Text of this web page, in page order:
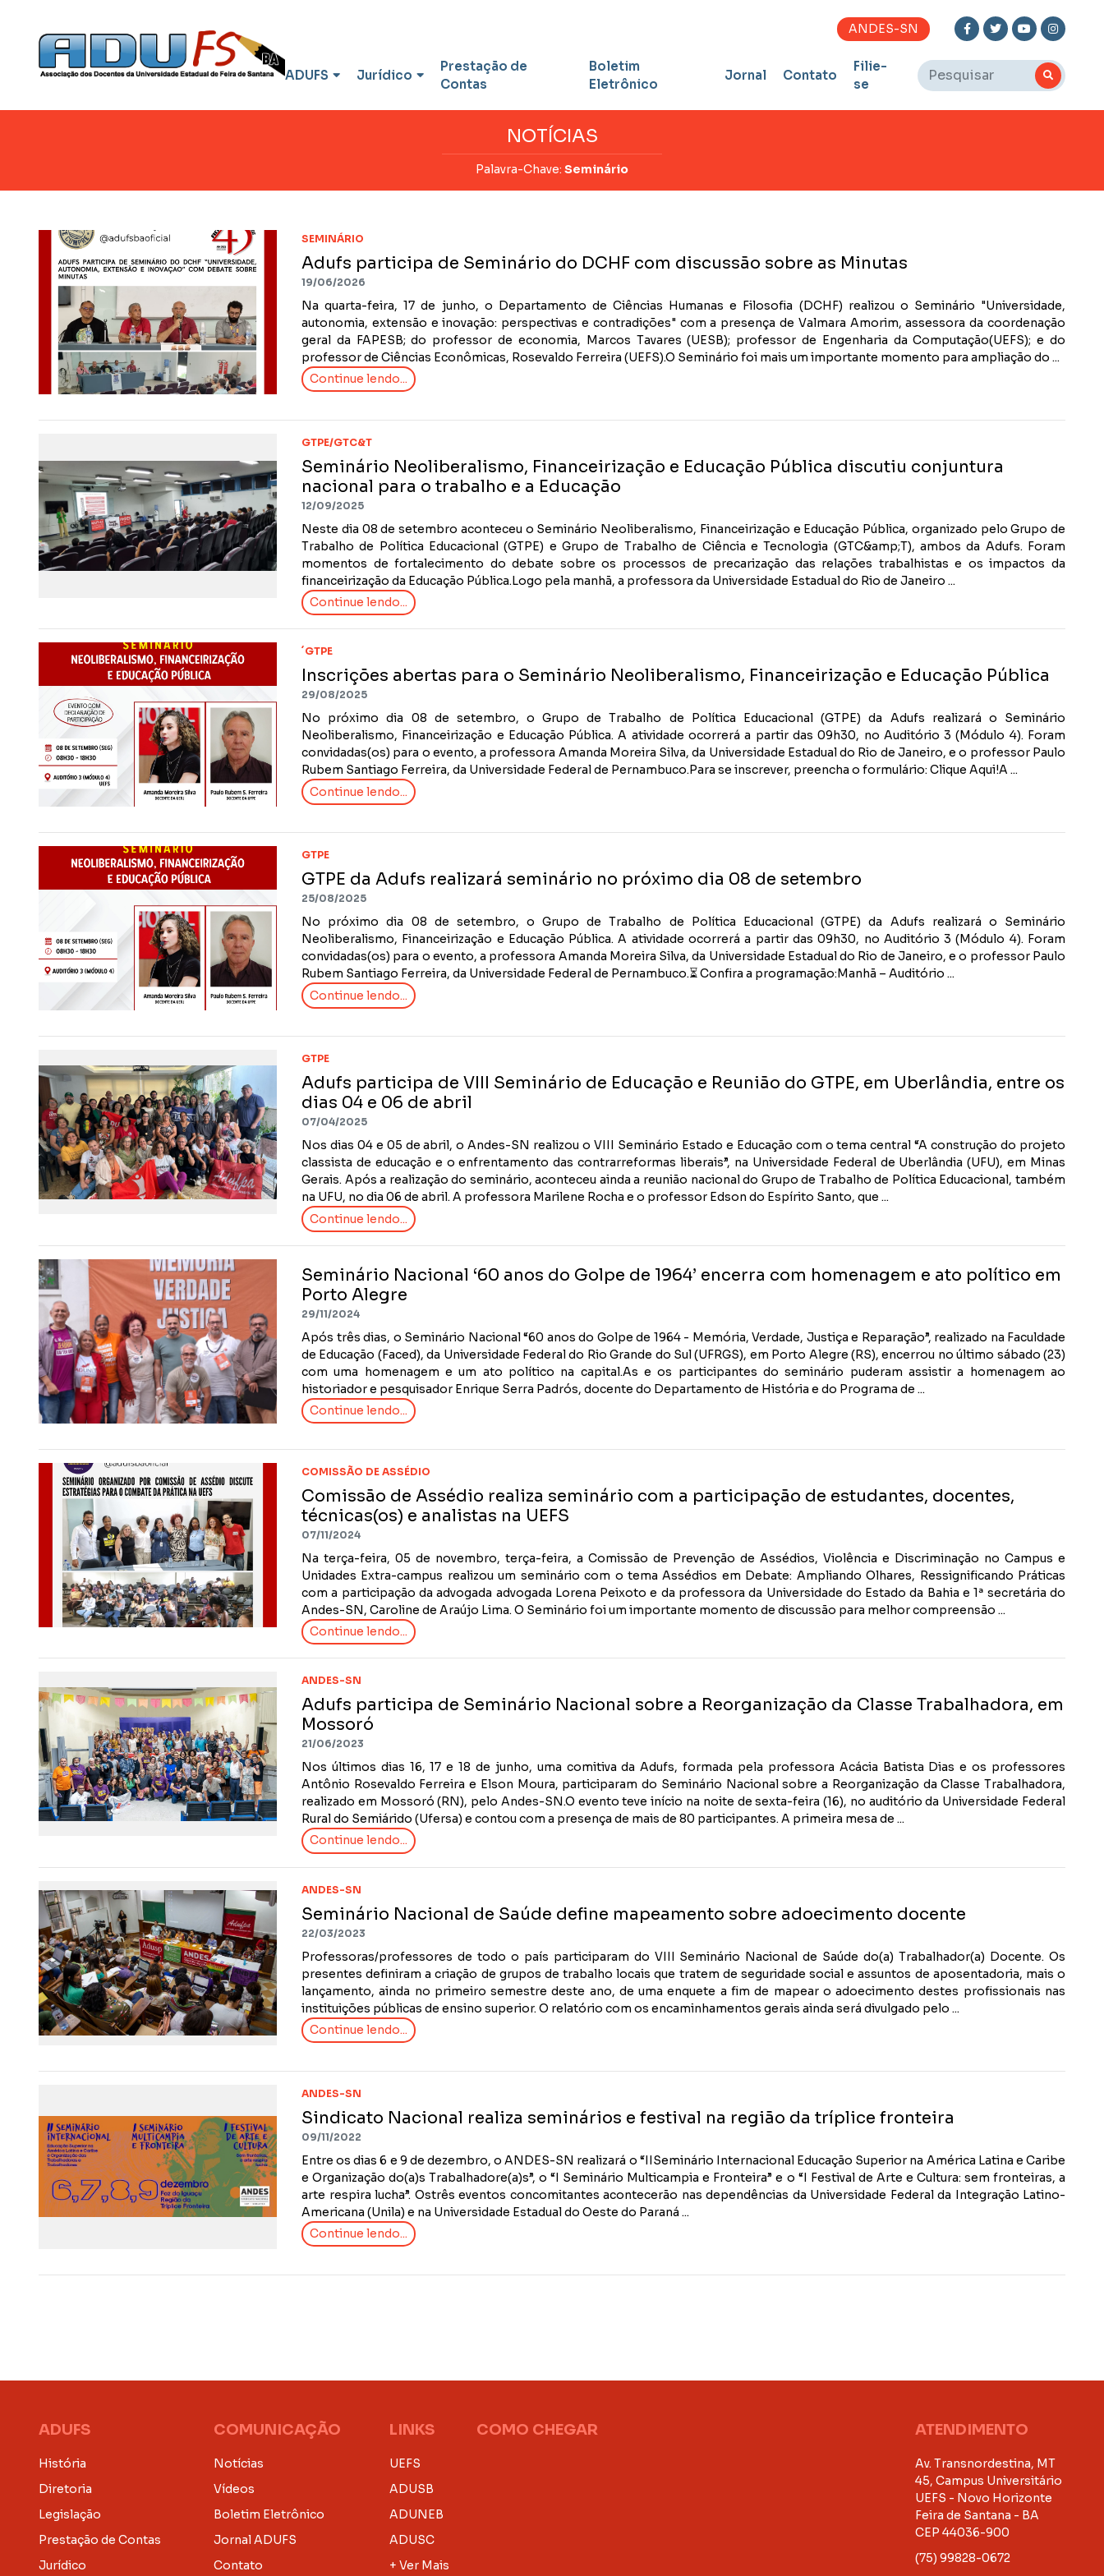
ANDES-SN
ADUFS Jurídico
Prestação de
Contas
Boletim
Eletrônico
Jornal Contato
Filie-
se
NOTÍCIAS
Palavra-Chave: Seminário
SEMINÁRIO
Adufs participa de Seminário do DCHF com discussão sobre as Minutas
19/06/2026
Na quarta-feira, 17 de junho, o Departamento de Ciências Humanas e Filosofia (DCHF) realizou o Seminário "Universidade,
autonomia, extensão e inovação: perspectivas e contradições" com a presença de Valmara Amorim, assessora da coordenação
geral da FAPESB; do professor de economia, Marcos Tavares (UESB); professor de Engenharia da Computação(UEFS); e do
professor de Ciências Econômicas, Rosevaldo Ferreira (UEFS).O Seminário foi mais um importante momento para ampliação do ...
Continue lendo...
GTPE/GTC&T
Seminário Neoliberalismo, Financeirização e Educação Pública discutiu conjuntura
nacional para o trabalho e a Educação
12/09/2025
Neste dia 08 de setembro aconteceu o Seminário Neoliberalismo, Financeirização e Educação Pública, organizado pelo Grupo de
Trabalho de Política Educacional (GTPE) e Grupo de Trabalho de Ciência e Tecnologia (GTC&amp;T), ambos da Adufs. Foram
momentos de fortalecimento do debate sobre os processos de precarização das relações trabalhistas e os impactos da
financeirização da Educação Pública.Logo pela manhã, a professora da Universidade Estadual do Rio de Janeiro ...
Continue lendo...
´GTPE
Inscrições abertas para o Seminário Neoliberalismo, Financeirização e Educação Pública
29/08/2025
No próximo dia 08 de setembro, o Grupo de Trabalho de Política Educacional (GTPE) da Adufs realizará o Seminário
Neoliberalismo, Financeirização e Educação Pública. A atividade ocorrerá a partir das 09h30, no Auditório 3 (Módulo 4). Foram
convidadas(os) para o evento, a professora Amanda Moreira Silva, da Universidade Estadual do Rio de Janeiro, e o professor Paulo
Rubem Santiago Ferreira, da Universidade Federal de Pernambuco.Para se inscrever, preencha o formulário: Clique Aqui!A ...
Continue lendo...
GTPE
GTPE da Adufs realizará seminário no próximo dia 08 de setembro
25/08/2025
No próximo dia 08 de setembro, o Grupo de Trabalho de Política Educacional (GTPE) da Adufs realizará o Seminário
Neoliberalismo, Financeirização e Educação Pública. A atividade ocorrerá a partir das 09h30, no Auditório 3 (Módulo 4). Foram
convidadas(os) para o evento, a professora Amanda Moreira Silva, da Universidade Estadual do Rio de Janeiro, e o professor Paulo
Rubem Santiago Ferreira, da Universidade Federal de Pernambuco.⏳ Confira a programação:Manhã – Auditório ...
Continue lendo...
GTPE
Adufs participa de VIII Seminário de Educação e Reunião do GTPE, em Uberlândia, entre os
dias 04 e 06 de abril
07/04/2025
Nos dias 04 e 05 de abril, o Andes-SN realizou o VIII Seminário Estado e Educação com o tema central “A construção do projeto
classista de educação e o enfrentamento das contrarreformas liberais”, na Universidade Federal de Uberlândia (UFU), em Minas
Gerais. Após a realização do seminário, aconteceu ainda a reunião nacional do Grupo de Trabalho de Política Educacional, também
na UFU, no dia 06 de abril. A professora Marilene Rocha e o professor Edson do Espírito Santo, que ...
Continue lendo...
Seminário Nacional ‘60 anos do Golpe de 1964’ encerra com homenagem e ato político em
Porto Alegre
29/11/2024
Após três dias, o Seminário Nacional “60 anos do Golpe de 1964 - Memória, Verdade, Justiça e Reparação”, realizado na Faculdade
de Educação (Faced), da Universidade Federal do Rio Grande do Sul (UFRGS), em Porto Alegre (RS), encerrou no último sábado (23)
com uma homenagem e um ato político na capital.As e os participantes do seminário puderam assistir a homenagem ao
historiador e pesquisador Enrique Serra Padrós, docente do Departamento de História e do Programa de ...
Continue lendo...
COMISSÃO DE ASSÉDIO
Comissão de Assédio realiza seminário com a participação de estudantes, docentes,
técnicas(os) e analistas na UEFS
07/11/2024
Na terça-feira, 05 de novembro, terça-feira, a Comissão de Prevenção de Assédios, Violência e Discriminação no Campus e
Unidades Extra-campus realizou um seminário com o tema Assédios em Debate: Ampliando Olhares, Ressignificando Práticas
com a participação da advogada advogada Lorena Peixoto e da professora da Universidade do Estado da Bahia e 1ª secretária do
Andes-SN, Caroline de Araújo Lima. O Seminário foi um importante momento de discussão para melhor compreensão ...
Continue lendo...
ANDES-SN
Adufs participa de Seminário Nacional sobre a Reorganização da Classe Trabalhadora, em
Mossoró
21/06/2023
Nos últimos dias 16, 17 e 18 de junho, uma comitiva da Adufs, formada pela professora Acácia Batista Dias e os professores
Antônio Rosevaldo Ferreira e Elson Moura, participaram do Seminário Nacional sobre a Reorganização da Classe Trabalhadora,
realizado em Mossoró (RN), pelo Andes-SN.O evento teve início na noite de sexta-feira (16), no auditório da Universidade Federal
Rural do Semiárido (Ufersa) e contou com a presença de mais de 80 participantes. A primeira mesa de ...
Continue lendo...
ANDES-SN
Seminário Nacional de Saúde define mapeamento sobre adoecimento docente
22/03/2023
Professoras/professores de todo o país participaram do VIII Seminário Nacional de Saúde do(a) Trabalhador(a) Docente. Os
presentes definiram a criação de grupos de trabalho locais que tratem de seguridade social e assuntos de aposentadoria, mais o
lançamento, ainda no primeiro semestre deste ano, de uma enquete a fim de mapear o adoecimento destes profissionais nas
instituições públicas de ensino superior. O relatório com os encaminhamentos gerais ainda será divulgado pelo ...
Continue lendo...
ANDES-SN
Sindicato Nacional realiza seminários e festival na região da tríplice fronteira
09/11/2022
Entre os dias 6 e 9 de dezembro, o ANDES-SN realizará o “IISeminário Internacional Educação Superior na América Latina e Caribe
e Organização do(a)s Trabalhadore(a)s”, o “I Seminário Multicampia e Fronteira” e o “I Festival de Arte e Cultura: sem fronteiras, a
arte respira lucha”. Ostrês eventos concomitantes acontecerão nas dependências da Universidade Federal da Integração Latino-
Americana (Unila) e na Universidade Estadual do Oeste do Paraná ...
Continue lendo...
ADUFS
História
Diretoria
Legislação
Prestação de Contas
Jurídico
COMUNICAÇÃO
Notícias
Vídeos
Boletim Eletrônico
Jornal ADUFS
Contato
LINKS
UEFS
ADUSB
ADUNEB
ADUSC
+ Ver Mais
COMO CHEGAR ATENDIMENTO
Av. Transnordestina, MT
45, Campus Universitário
UEFS - Novo Horizonte
Feira de Santana - BA
CEP 44036-900
(75) 99828-0672